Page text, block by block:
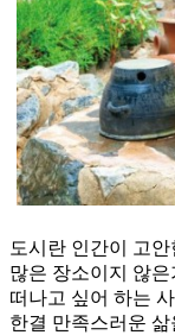
도시란 인간이 고
많은 장소이지 않
떠나고 싶어 하는
한결 만족스러운